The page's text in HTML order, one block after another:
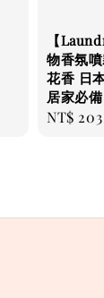
【
物香氛
花香 日
居家必備
Sale
NT$ 203